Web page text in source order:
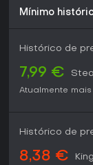
Mínimo
Histórico de
7,99 €
Atualmente
Histórico de
8,38 €